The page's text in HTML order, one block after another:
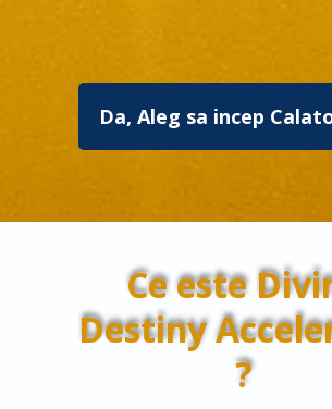
Da, Aleg sa incep
Ce este
Destiny
?